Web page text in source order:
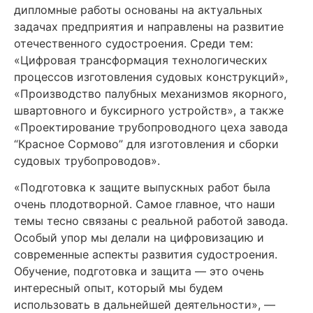
дипломные работы основаны на актуальных
задачах предприятия и направлены на развитие
отечественного судостроения. Среди тем:
«Цифровая трансформация технологических
процессов изготовления судовых конструкций»,
«Производство палубных механизмов якорного,
швартовного и буксирного устройств», а также
«Проектирование трубопроводного цеха завода
“Красное Сормово” для изготовления и сборки
судовых трубопроводов».
«Подготовка к защите выпускных работ была
очень плодотворной. Самое главное, что наши
темы тесно связаны с реальной работой завода.
Особый упор мы делали на цифровизацию и
современные аспекты развития судостроения.
Обучение, подготовка и защита — это очень
интересный опыт, который мы будем
использовать в дальнейшей деятельности», —